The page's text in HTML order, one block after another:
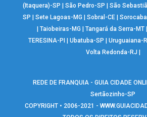
(Itaquera)-SP
|São Pedro-SP |São
SP
|Sete Lagoas-MG |Sobral-CE |
Taiobeiras-MG Tangará da Serra-MT|
TERESINA-PI
|Ubatuba-SP |Uruguaiana-
Volta Redonda-RJ
REDE DE FRANQUIA - GUIA CIDADE
Sertãozinho-SP
COPYRIGHT • 2006-2021 -